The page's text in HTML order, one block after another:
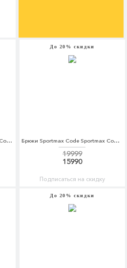
Платье Sportmax Code Sportmax Code SP027EWADSB0
До 20% скидки
Брюки Sportmax Code Sportmax Code SP027EWBSZG2
19999
15990
Подписаться на скидку
До 20% скидки